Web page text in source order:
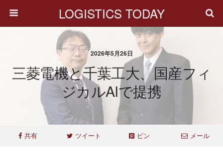
LOGISTICS TODAY
2026年5月26日
三菱電機と千葉工大、国産フィ
ジカルAIで提携
共有 ツイート ピン メール